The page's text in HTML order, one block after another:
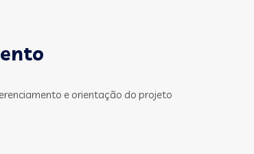
e orientação do projeto